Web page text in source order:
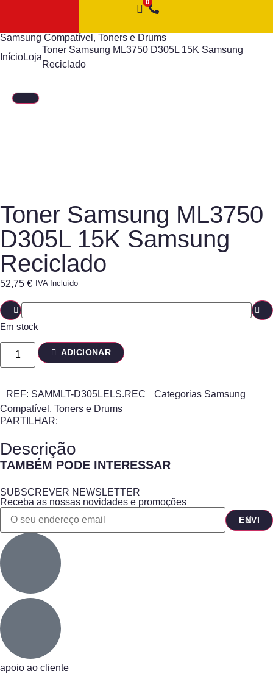
Samsung Compatível , Toners e Drums
InícioLoja
Toner Samsung ML3750 D305L 15K Samsung
Reciclado
Toner Samsung ML3750
D305L 15K Samsung
Reciclado
52,75 € IVA Incluído
Em stock
ADICIONAR
REF: SAMMLT-D305LELS.REC Categorias Samsung
Compatível , Toners e Drums
PARTILHAR:
Descrição
TAMBÉM PODE INTERESSAR
SUBSCREVER NEWSLETTER
Receba as nossas novidades e promoções
apoio ao cliente